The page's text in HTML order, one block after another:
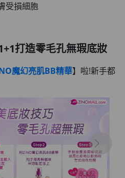
受損細胞
打造零毛孔無瑕底妝
魔幻亮肌BB精華】啦!新手都